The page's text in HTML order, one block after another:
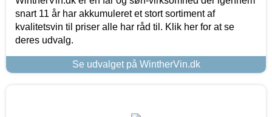
snart 11 år har akkumuleret et stort sortiment af
kvalitetsvin til priser alle har råd til. Klik her for at se
deres udvalg.
Se udvalget på WintherVin.dk